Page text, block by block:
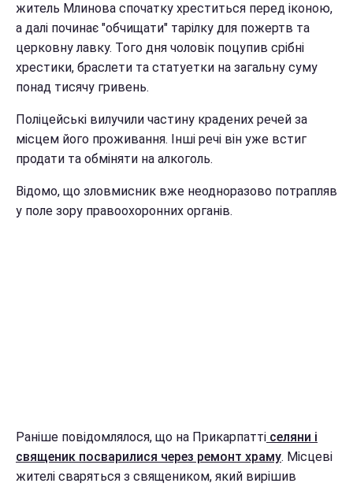
житель Млинова спочатку хреститься перед іконою,
а далі починає "обчищати" тарілку для пожертв та
церковну лавку. Того дня чоловік поцупив срібні
хрестики, браслети та статуетки на загальну суму
понад тисячу гривень.
Поліцейські вилучили частину крадених речей за
місцем його проживання. Інші речі він уже встиг
продати та обміняти на алкоголь.
Відомо, що зловмисник вже неодноразово потрапляв
у поле зору правоохоронних органів.
Раніше повідомлялося, що на Прикарпатті селяни і
священик посварилися через ремонт храму. Місцеві
жителі сваряться з священиком, який вирішив